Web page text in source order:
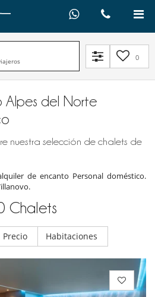
0
Alpes del Norte
nuestra selección de chalets de
de encanto Personal doméstico.
Chalets
Precio Habitaciones